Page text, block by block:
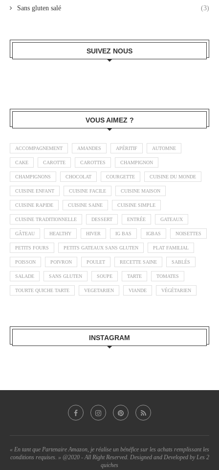
Sans gluten salé (3)
SUIVEZ NOUS
VOUS AIMEZ ?
ACCOMPAGNEMENT AMANDES APÉRITIF AUTOMNE
CAKE CAROTTE CAROTTES CHAMPIGNON
CHAMPIGNONS CHOCOLAT COURGETTE CUISINE DU MONDE
CUISINE ENFANT CUISINE FACILE CUISINE MAISON
CUISINE RAPIDE CUISINE SAINE CUISINE SIMPLE
CUISINE TRADITIONNELLE DESSERT ENTRÉE GATEAUX
GÂTEAU HEALTHY HIVER IG BAS IGBAS NOISETTES
PETITS FOURS PETITS GATEAUX SANS GLUTEN PLAT FAMILIAL
POISSON POIVRON POULET RECETTE SAINE SABLÉS
SALADE SANS GLUTEN SOUPE TARTE TOMATES
TOURTE QUICHE TARTE VEGETARIEN VIANDE VÉGÉTARIEN
INSTAGRAM
« En tant que Partenaire Amazon, je réalise un bénéfice sur les achats remplissant les
conditions requises. » @2020 - All Right Reserved. Designed and Developed by Les 2
quiches